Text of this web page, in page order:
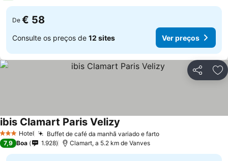
De € 58
Consulte os preços de 12 sites Ver preços
Partilhar
3 EstrelasHotel Buffet de café da manhã variado e farto
ibis Clamart Paris Velizy
7,9 Boa 1.928 Clamart, a 5.2 km de Vanves